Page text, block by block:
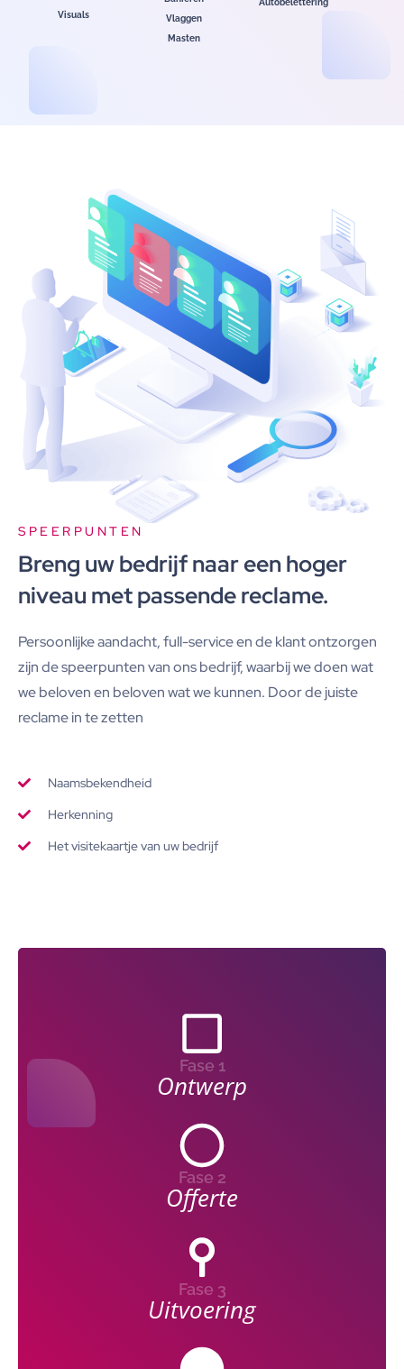
Visuals
Vlaggen
Masten
SPEERPUNTEN
Breng uw bedrijf naar een hoger
niveau met passende reclame.
Persoonlijke aandacht, full-service en de klant ontzorgen
zijn de speerpunten van ons bedrijf, waarbij we doen wat
we beloven en beloven wat we kunnen. Door de juiste
reclame in te zetten
Naamsbekendheid
Herkenning
Het visitekaartje van uw bedrijf
Fase 1
Ontwerp
Fase 2
Offerte
Fase 3
Uitvoering